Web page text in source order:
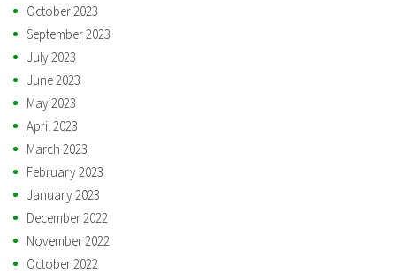
October 2023
September 2023
July 2023
June 2023
May 2023
April 2023
March 2023
February 2023
January 2023
December 2022
November 2022
October 2022